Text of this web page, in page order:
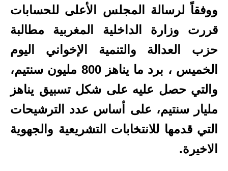
ووفقاً لرسالة المجلس الأعلى للحسابات
قررت وزارة الداخلية المغربية مطالبة
حزب العدالة والتنمية الإخواني اليوم
الخميس ، برد ما يناهز 800 مليون سنتيم،
والتي حصل عليه على شكل تسبيق يناهز
مليار سنتيم، على أساس عدد الترشيحات
التي قدمها للانتخابات التشريعية والجهوية
الاخيرة.